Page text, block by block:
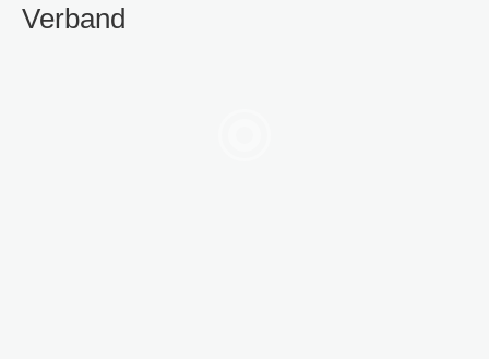
Verband